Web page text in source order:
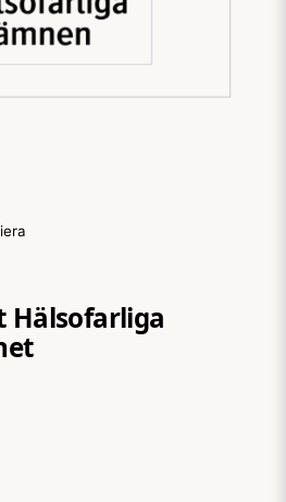
Hälsofarliga